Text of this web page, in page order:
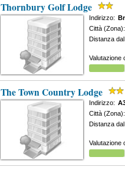
Thornbury Golf Lodge
Indirizzo:
Città (Zona):
Distanza
Valutazione
The Town Country Lodge
Indirizzo:
Città (Zona):
Distanza
Valutazione